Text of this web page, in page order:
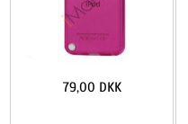
79,00 DKK